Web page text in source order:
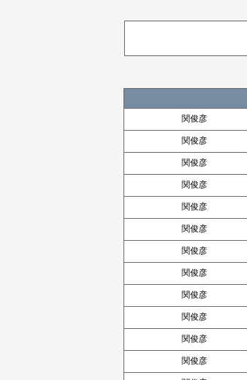
関俊彦
関俊彦
関俊彦
関俊彦
関俊彦
関俊彦
関俊彦
関俊彦
関俊彦
関俊彦
関俊彦
関俊彦